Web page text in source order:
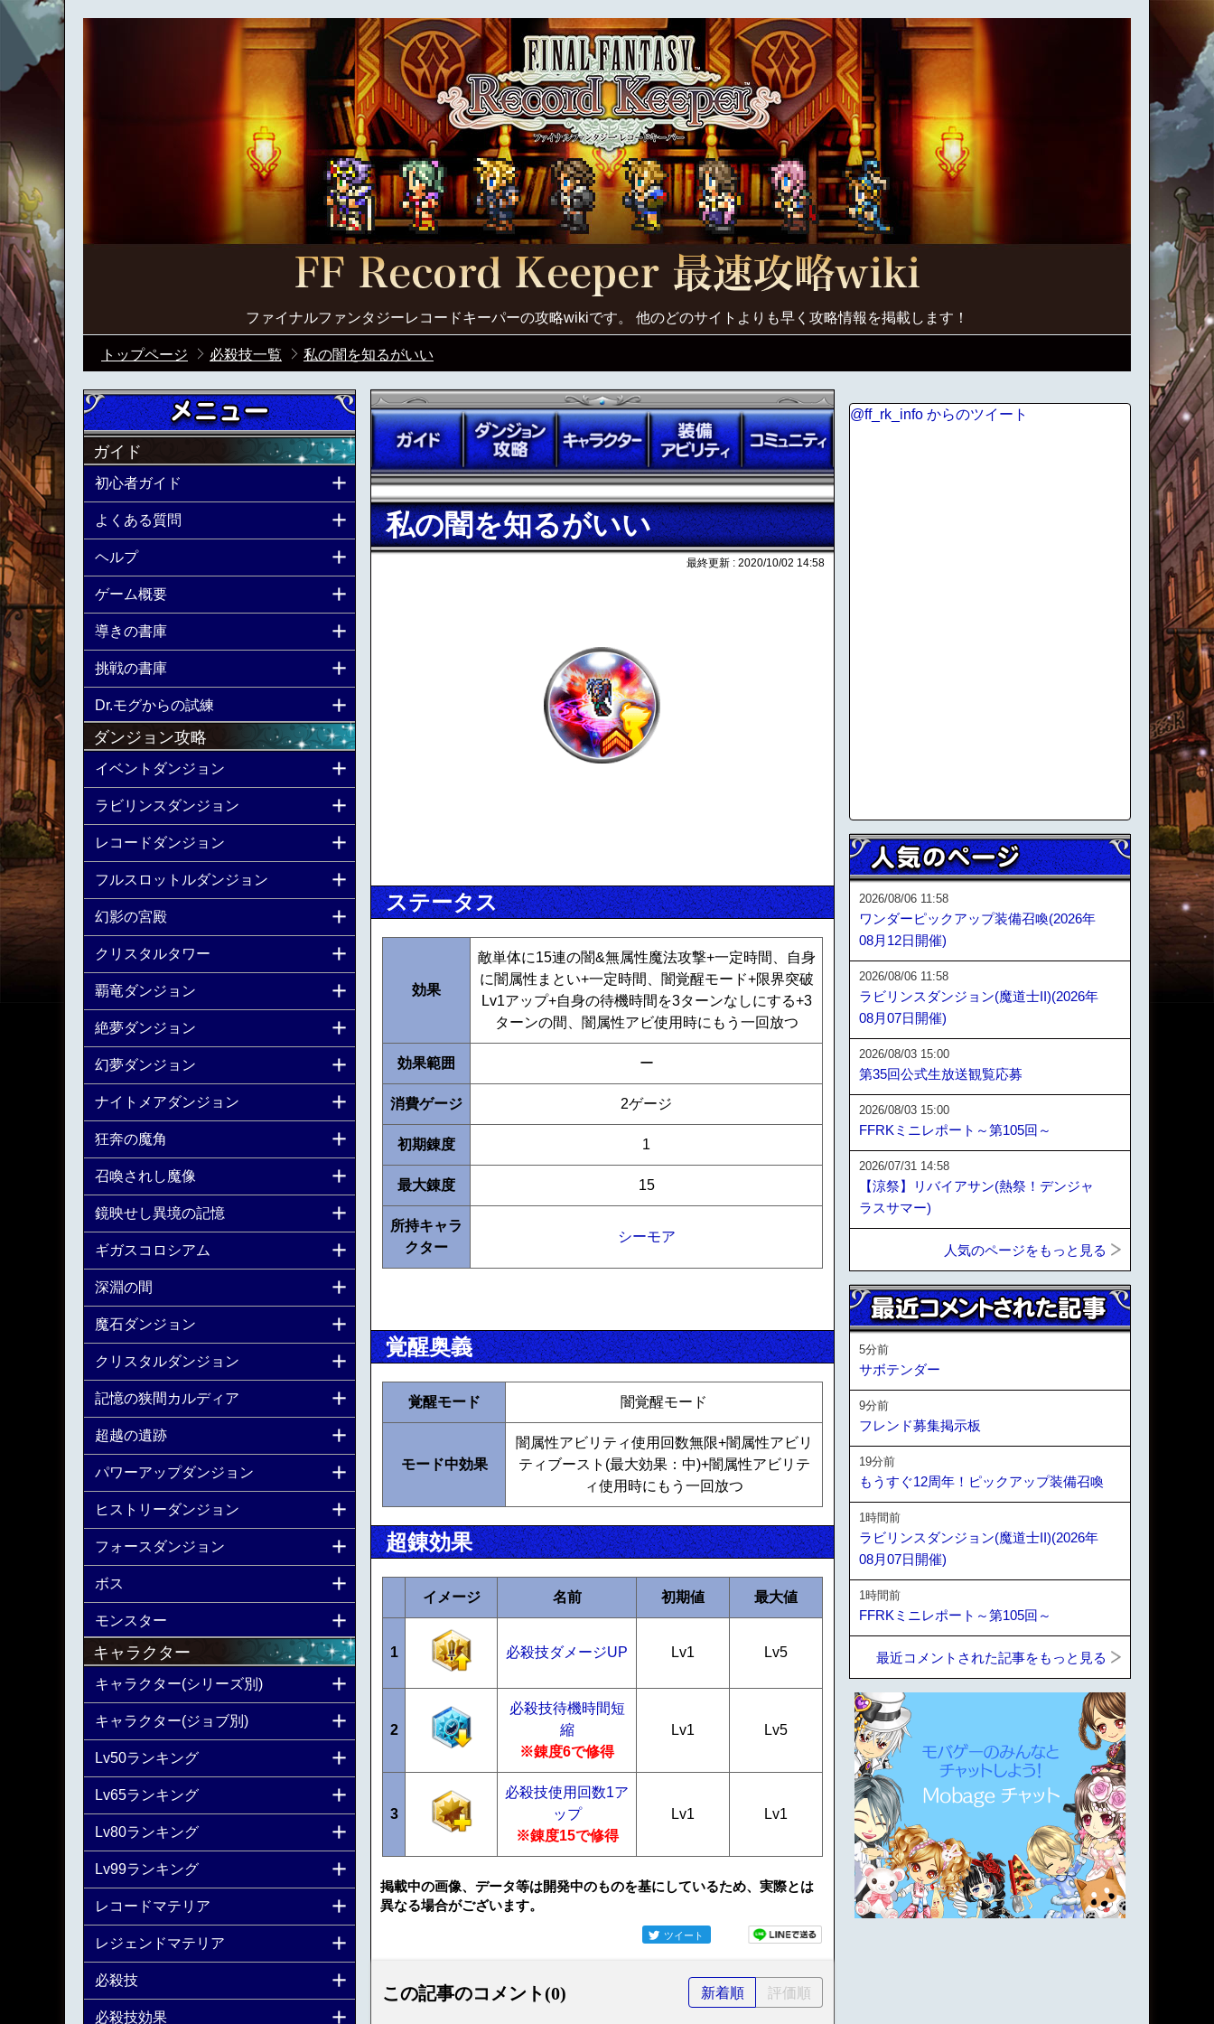
ファイナルファンタジーレコードキーパーの攻略wikiです。 他のどのサイトよりも早く攻略情報を掲載します！
トップページ 必殺技一覧 私の闇を知るがいい
私の闇を知るがいい
最終更新 : 2020/10/02 14:58
ステータス
効果
敵単体に15連の闇&無属性魔法攻撃+一定時間、自身
に闇属性まとい+一定時間、闇覚醒モード+限界突破
Lv1アップ+自身の待機時間を3ターンなしにする+3
ターンの間、闇属性アビ使用時にもう一回放つ
効果範囲 ー
消費ゲージ 2ゲージ
初期錬度 1
最大錬度 15
所持キャラ
クター
シーモア
覚醒奥義
覚醒モード 闇覚醒モード
モード中効果
闇属性アビリティ使用回数無限+闇属性アビリ
ティブースト(最大効果：中)+闇属性アビリテ
ィ使用時にもう一回放つ
超錬効果
イメージ 名前 初期値 最大値
1 必殺技ダメージUP Lv1 Lv5
2
必殺技待機時間短
縮
※錬度6で修得
Lv1 Lv5
3
必殺技使用回数1ア
ップ
※錬度15で修得
Lv1 Lv1
掲載中の画像、データ等は開発中のものを基にしているため、実際とは
異なる場合がございます。
ツイート
この記事のコメント(0) 新着順 評価順
ガイド
初心者ガイド
よくある質問
ヘルプ
ゲーム概要
導きの書庫
挑戦の書庫
Dr.モグからの試練
ダンジョン攻略
イベントダンジョン
ラビリンスダンジョン
レコードダンジョン
フルスロットルダンジョン
幻影の宮殿
クリスタルタワー
覇竜ダンジョン
絶夢ダンジョン
幻夢ダンジョン
ナイトメアダンジョン
狂奔の魔角
召喚されし魔像
鏡映せし異境の記憶
ギガスコロシアム
深淵の間
魔石ダンジョン
クリスタルダンジョン
記憶の狭間カルディア
超越の遺跡
パワーアップダンジョン
ヒストリーダンジョン
フォースダンジョン
ボス
モンスター
キャラクター
キャラクター(シリーズ別)
キャラクター(ジョブ別)
Lv50ランキング
Lv65ランキング
Lv80ランキング
Lv99ランキング
レコードマテリア
レジェンドマテリア
必殺技
必殺技効果
@ff_rk_info からのツイート
2026/08/06 11:58
ワンダーピックアップ装備召喚(2026年
08月12日開催)
2026/08/06 11:58
ラビリンスダンジョン(魔道士II)(2026年
08月07日開催)
2026/08/03 15:00
第35回公式生放送観覧応募
2026/08/03 15:00
FFRKミニレポート～第105回～
2026/07/31 14:58
【涼祭】リバイアサン(熱祭！デンジャ
ラスサマー)
人気のページをもっと見る
5分前
サボテンダー
9分前
フレンド募集掲示板
19分前
もうすぐ12周年！ピックアップ装備召喚
1時間前
ラビリンスダンジョン(魔道士II)(2026年
08月07日開催)
1時間前
FFRKミニレポート～第105回～
最近コメントされた記事をもっと見る